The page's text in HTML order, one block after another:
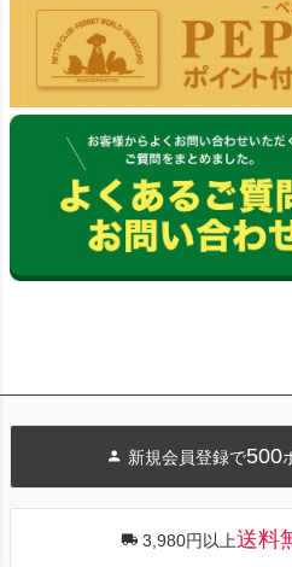
新規会員登録で500
3,980円以上送料